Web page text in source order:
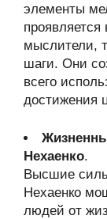
элементы
мыслители,
шаги. Они
всего
достижения
Нехаенко.
Высшие
Нехаенко
людей от